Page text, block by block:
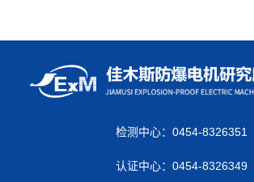
检测中心：0454-8326351
认证中心：0454-8326349